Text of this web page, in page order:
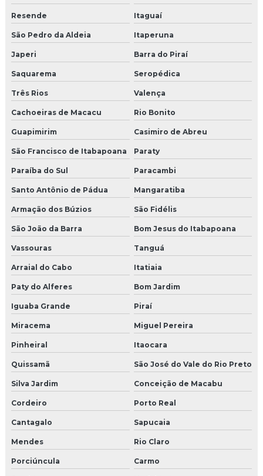
Resende Itaguaí
São Pedro da Aldeia Itaperuna
Japeri Barra do Piraí
Saquarema Seropédica
Três Rios Valença
Cachoeiras de Macacu Rio Bonito
Guapimirim Casimiro de Abreu
São Francisco de Itabapoana Paraty
Paraíba do Sul Paracambi
Santo Antônio de Pádua Mangaratiba
Armação dos Búzios São Fidélis
São João da Barra Bom Jesus do Itabapoana
Vassouras Tanguá
Arraial do Cabo Itatiaia
Paty do Alferes Bom Jardim
Iguaba Grande Piraí
Miracema Miguel Pereira
Pinheiral Itaocara
Quissamã São José do Vale do Rio Preto
Silva Jardim Conceição de Macabu
Cordeiro Porto Real
Cantagalo Sapucaia
Mendes Rio Claro
Porciúncula Carmo